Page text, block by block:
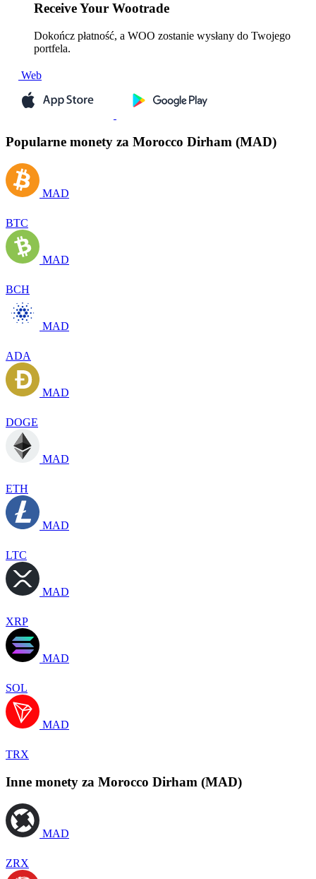
ReceiveYour Wootrade
Dokończ płatność, a WOO zostanie wysłany do Twojego
portfela.
Web
Popularne monety za Morocco Dirham (MAD)
MAD
BTC
MAD
BCH
MAD
ADA
MAD
DOGE
MAD
ETH
MAD
LTC
MAD
XRP
MAD
SOL
MAD
TRX
Inne monety za Morocco Dirham (MAD)
MAD
ZRX